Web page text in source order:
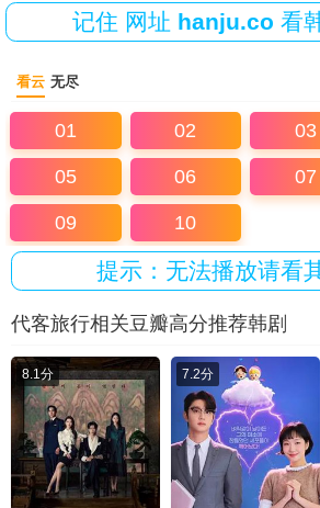
记住 网址 hanju.co 看
看云 无尽
01 02 03
05 06 07
09 10
提示：无法播放请看
代客旅行相关豆瓣高分推荐韩剧
8.1分 7.2分